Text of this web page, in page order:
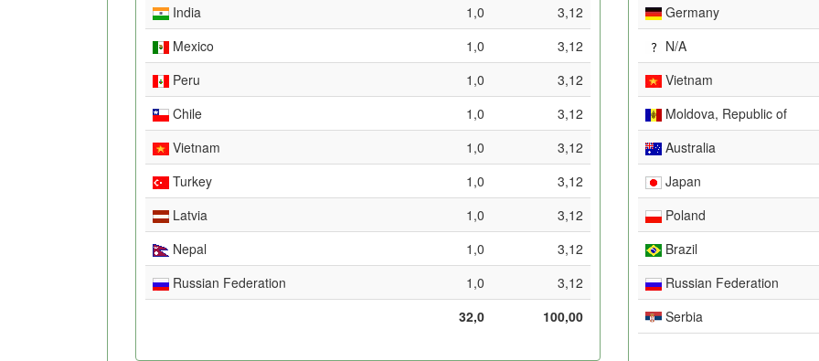
India
1,0
3,12
Mexico
1,0
3,12
Peru
1,0
3,12
Chile
1,0
3,12
Vietnam
1,0
3,12
Turkey
1,0
3,12
Latvia
1,0
3,12
Nepal
1,0
3,12
Russian Federation
1,0
3,12
32,0
100,00
Germany
N/A
Vietnam
Moldova, Republic of
Australia
Japan
Poland
Brazil
Russian Federation
Serbia